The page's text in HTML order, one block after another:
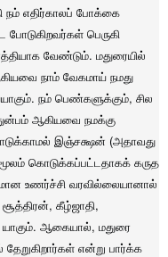
நம் எதிர்காலப் போக்கை
பெருகி
வேண்டும். மதுரையில்
நாம் வேகமாய் நமது
நம் பெண்களுக்கும், சில
துன்பம் ஆகியவை நமக்கு
இஞ்சக்ஷன் (அதாவது
கொடுக்கப்பட்டதாகக் கருத
உணர்ச்சி வரவில்லையானால்
கீழ்ஜாதி,
ஆகையால், மதுரை
என்று பார்க்க